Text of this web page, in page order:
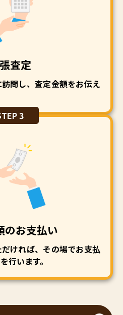
査定
問し、査定金額をお伝え
3
のお支払い
ければ、その場でお支払
行います。